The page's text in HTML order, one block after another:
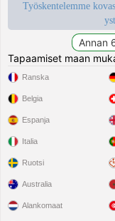
Työskentelemme
Tapaamiset maan
Ranska
Belgia
Espanja
Italia
Ruotsi
Australia
Alankomaat